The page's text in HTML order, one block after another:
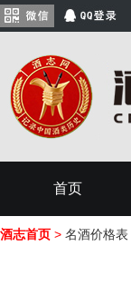
首页
酒志首页 > 名酒价格表